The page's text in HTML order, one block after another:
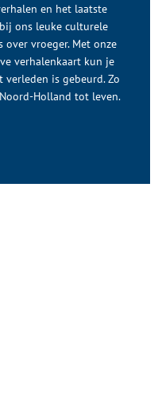
en het laatste
ons leuke culturele
over vroeger. Met onze
verhalenkaart kun je
is gebeurd. Zo
Holland tot leven.